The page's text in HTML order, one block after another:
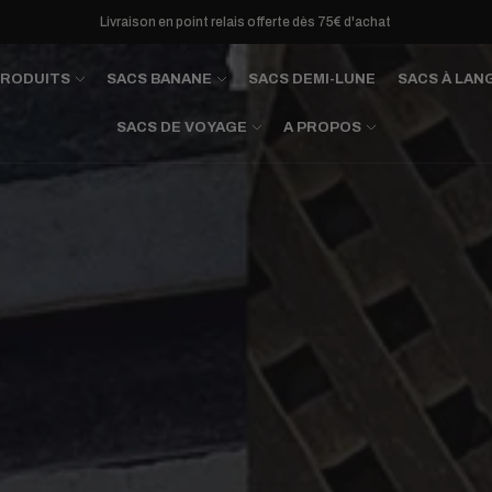
Livraison en point relais offerte dès 75€ d'achat
SACS BANANE SACS DEMI-LUNE SACS À
SACS DE VOYAGE A PROPOS